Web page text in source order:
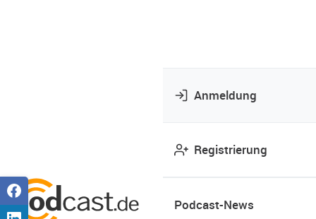
Anmeldung
Registrierung
Podcast-News